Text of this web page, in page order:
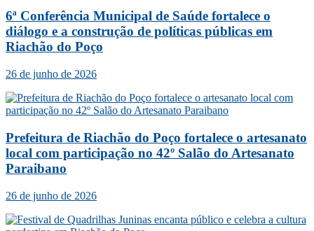
6ª Conferência Municipal de Saúde fortalece o
diálogo e a construção de políticas públicas em
Riachão do Poço
26 de junho de 2026
Prefeitura de Riachão do Poço fortalece o artesanato
local com participação no 42º Salão do Artesanato
Paraibano
26 de junho de 2026